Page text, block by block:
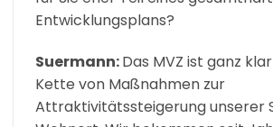
Entwicklungsplans?
Suermann:Das MVZ ist ganz
Kette von Maßnahmen zur
Attraktivitätssteigerung unserer